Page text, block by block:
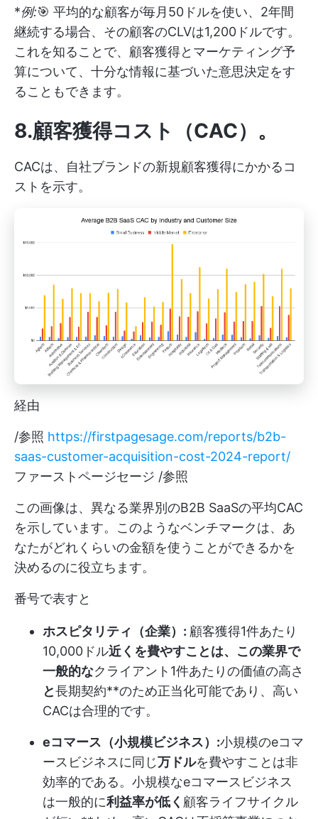
*例:🎯 平均的な顧客が毎月50ドルを使い、2年間
継続する場合、その顧客のCLVは1,200ドルです。
これを知ることで、顧客獲得とマーケティング予
算について、十分な情報に基づいた意思決定をす
ることもできます。
8.顧客獲得コスト（CAC） 。
CACは、自社ブランドの新規顧客獲得にかかるコ
ストを示す。
経由
/参照 https://firstpagesage.com/reports/b2b-
saas-customer-acquisition-cost-2024-report/
ファーストページセージ /参照
この画像は、異なる業界別のB2B SaaSの平均CAC
を示しています。このようなベンチマークは、あ
なたがどれくらいの金額を使うことができるかを
決めるのに役立ちます。
番号で表すと
ホスピタリティ（企業）: 顧客獲得1件あたり
10,000ドル近くを費やすことは、この業界で
一般的なクライアント1件あたりの価値の高さ
と長期契約**のため正当化可能であり、高い
CACは合理的です。
eコマース（小規模ビジネス）:小規模のeコマ
ースビジネスに同じ万ドルを費やすことは非
効率的である。小規模なeコマースビジネス
は一般的に利益率が低く 顧客ライフサイクル